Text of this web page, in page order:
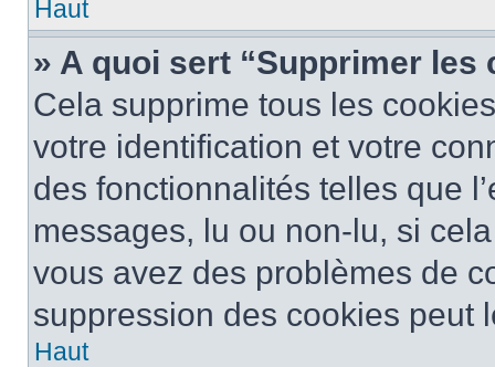
Haut
» A quoi sert “Supprimer les
Cela supprime tous les
votre identification et votre
des fonctionnalités telles que
messages, lu ou non-lu, si
vous avez des problèmes de
suppression des cookies peut
Haut